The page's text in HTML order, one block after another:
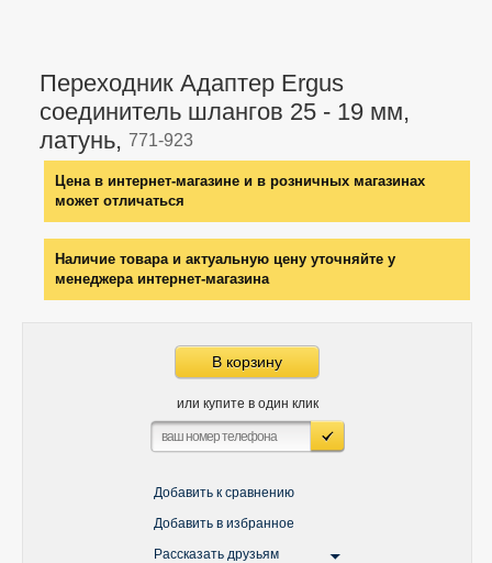
Переходник Адаптер Ergus
соединитель шлангов 25 - 19 мм,
латунь, 771-923
Цена в интернет-магазине и в розничных магазинах
может отличаться
Наличие товара и актуальную цену уточняйте у
менеджера интернет-магазина
В корзину
или купите в один клик
Добавить к сравнению
Добавить в избранное
Рассказать друзьям